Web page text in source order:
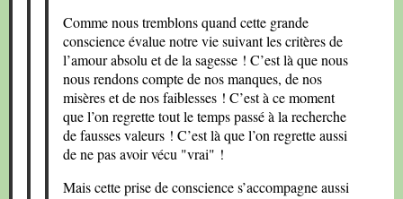
Comme nous tremblons quand cette grande
conscience évalue notre vie suivant les critères de
l’amour absolu et de la sagesse ! C’est là que nous
nous rendons compte de nos manques, de nos
misères et de nos faiblesses ! C’est à ce moment
que l’on regrette tout le temps passé à la recherche
de fausses valeurs ! C’est là que l’on regrette aussi
de ne pas avoir vécu "vrai" !
Mais cette prise de conscience s’accompagne aussi